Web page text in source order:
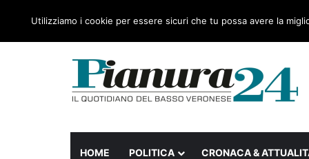
HOME POLITICA CRONACA &
Utilizziamo i cookie per essere sicuri che tu possa avere la